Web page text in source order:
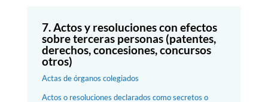
7. Actos y resoluciones con efectos
sobre terceras personas (patentes,
derechos, concesiones, concursos
otros)
Actas de órganos colegiados
Actos o resoluciones declarados como secretos o